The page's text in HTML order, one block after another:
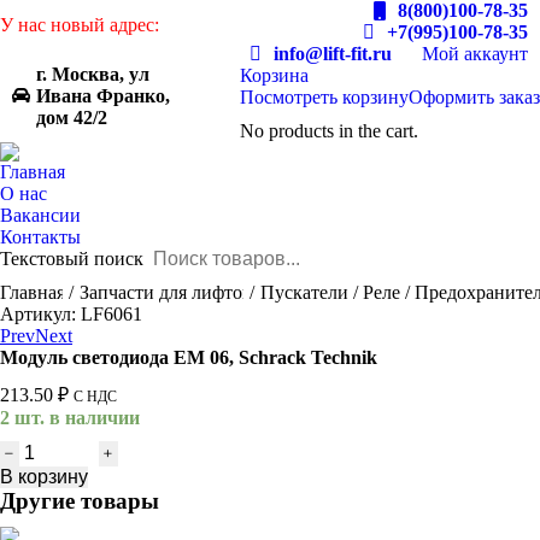
У нас новый адрес:
г. Москва, ул
Ивана Франко,
дом 42/2
8(800)100-78-35
+7(995)100-78-35
info@lift-fit.ru
Мой аккаунт
Корзина
Посмотреть корзинуОформить заказ
No products in the cart.
Главная
О нас
Вакансии
Контакты
Текстовый поиск
You are here:
Главная Запчасти для лифтов Пускатели / Реле /
Артикул: LF6061
PrevNext
Модуль светодиода EM 06, Schrack Technik
213.50 ₽ С НДС
2 шт. в наличии
Количество
товара
Модуль
светодиода
В корзину
Другие товары